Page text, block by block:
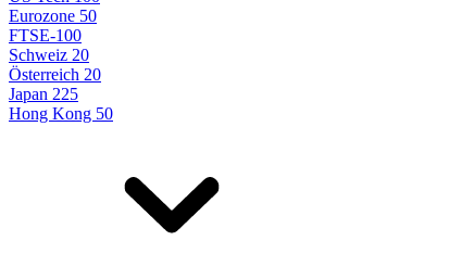
Eurozone 50
FTSE-100
Schweiz 20
Österreich 20
Japan 225
Hong Kong 50